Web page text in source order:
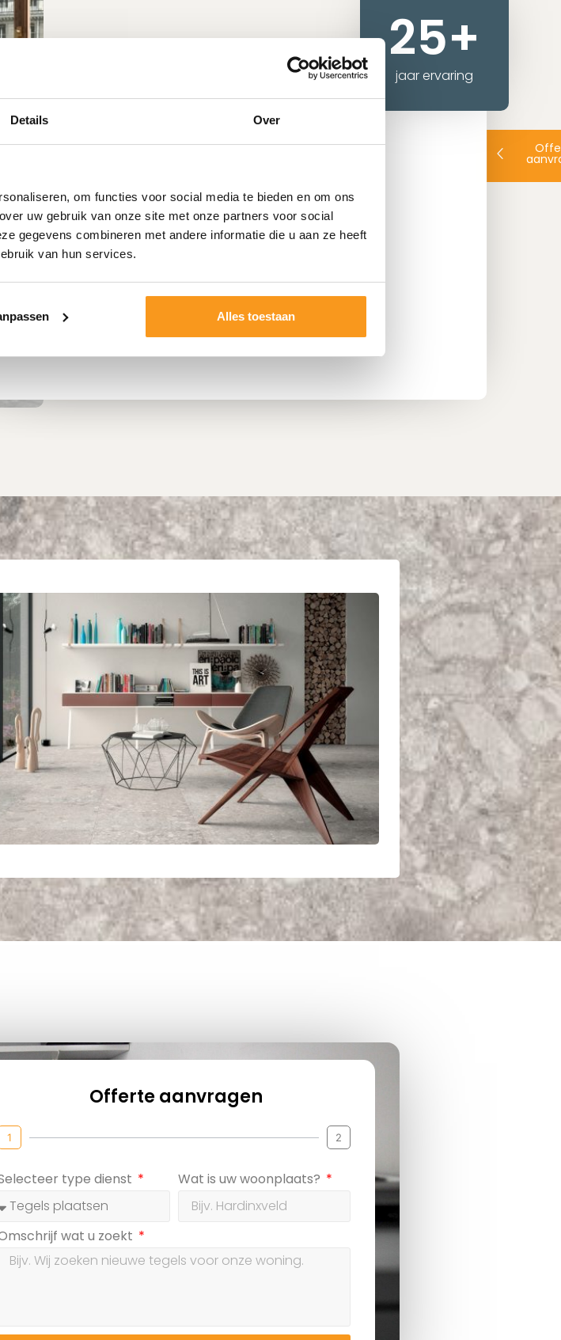
Details Over
om functies voor social media te bieden en om ons
uw gebruik van onze site met onze partners voor social
gegevens combineren met andere informatie die u aan ze heeft
van hun services.
Alles toestaan
25+
jaar ervaring
Het tegelbedrijf voor tegels
Slingerland.nl is dé specialist voor tegels plaatsen. Wij
leveren en plaatsen tegelvloeren voor zowel particuliere
als zakelijke klanten.
Uitmuntende kwaliteit
Meer dan 25 jaar ervaring
Service van advies tot plaatsing
Persoonlijke aanpak
Offerte aanvragen
1 2
type dienst Wat is uw woonplaats?
wat u zoekt